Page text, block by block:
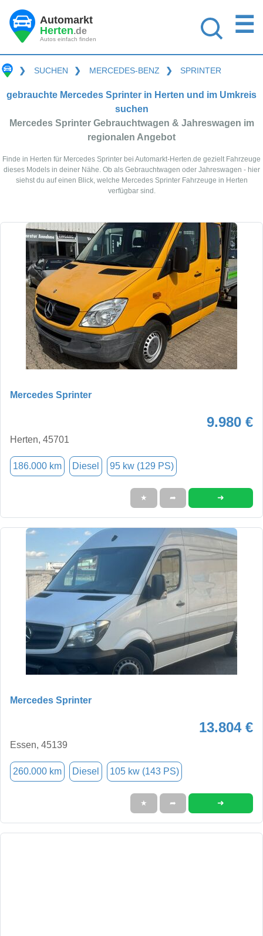
Automarkt
Herten.de
Autos einfach finden
☰
❯ SUCHEN ❯ MERCEDES-BENZ ❯ SPRINTER
gebrauchte Mercedes Sprinter in Herten und im Umkreis
suchen
Mercedes Sprinter Gebrauchtwagen & Jahreswagen im
regionalen Angebot
Finde in Herten für Mercedes Sprinter bei Automarkt-Herten.de gezielt Fahrzeuge
dieses Models in deiner Nähe. Ob als Gebrauchtwagen oder Jahreswagen - hier
siehst du auf einen Blick, welche Mercedes Sprinter Fahrzeuge in Herten
verfügbar sind.
Mercedes Sprinter
9.980 €
Herten, 45701
186.000 km Diesel 95 kw (129 PS)
★ ➦ ➜
Mercedes Sprinter
13.804 €
Essen, 45139
260.000 km Diesel 105 kw (143 PS)
★ ➦ ➜